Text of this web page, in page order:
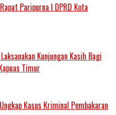
Paripurna I DPRD Kota
Kunjungan Kasih Bagi
Timur
Kasus Kriminal Pembakaran